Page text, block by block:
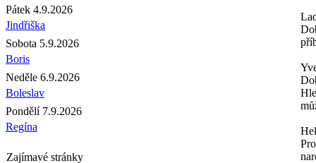
Pátek 4.9.2026
Jindřiška
Sobota 5.9.2026
Boris
Neděle 6.9.2026
Boleslav
Pondělí 7.9.2026
Regína
Zajímavé stránky